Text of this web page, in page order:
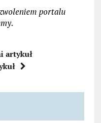
portalu
artykuł